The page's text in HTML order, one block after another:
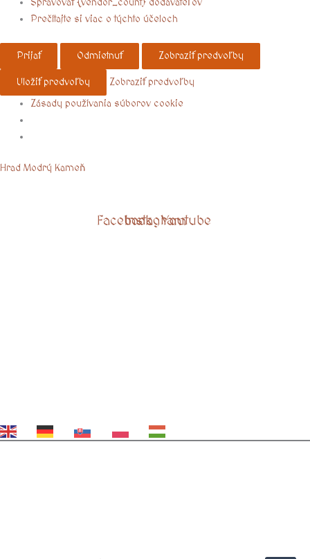
Prečítajte si viac o týchto účeloch
Prijať Odmietnuť Zobraziť predvoľby
Uložiť predvoľby
Zobraziť predvoľby
Zásady používania súborov cookie
Hrad Modrý Kameň
FacebookInstagramYoutube
Menu